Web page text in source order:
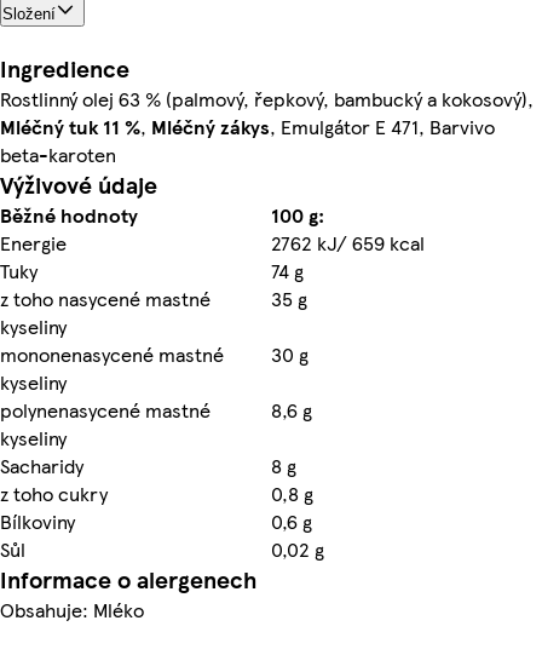
Složení
Ingredience
Rostlinný olej 63 % (palmový, řepkový, bambucký a kokosový),
Mléčnýtuk 11 %, Mléčnýzákys, Emulgátor E 471, Barvivo
beta-karoten
Výživové údaje
Běžné hodnoty
100 g:
Energie
2762 kJ/ 659 kcal
Tuky
74 g
z toho nasycené mastné
kyseliny
35 g
mononenasycené mastné
kyseliny
30 g
polynenasycené mastné
kyseliny
8,6 g
Sacharidy
8 g
z toho cukry
0,8 g
Bílkoviny
0,6 g
Sůl
0,02 g
Informace o alergenech
Obsahuje: Mléko